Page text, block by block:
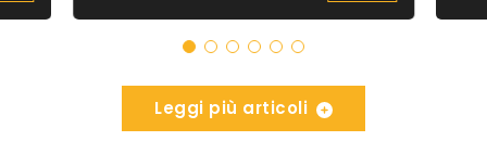
Leggi più articoli